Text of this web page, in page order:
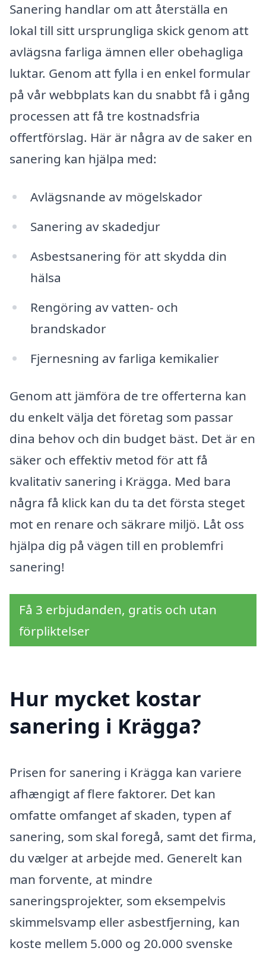
Sanering handlar om att återställa en
lokal till sitt ursprungliga skick genom att
avlägsna farliga ämnen eller obehagliga
luktar. Genom att fylla i en enkel formular
på vår webbplats kan du snabbt få i gång
processen att få tre kostnadsfria
offertförslag. Här är några av de saker en
sanering kan hjälpa med:
Avlägsnande av mögelskador
Sanering av skadedjur
Asbestsanering för att skydda din
hälsa
Rengöring av vatten- och
brandskador
Fjernesning av farliga kemikalier
Genom att jämföra de tre offerterna kan
du enkelt välja det företag som passar
dina behov och din budget bäst. Det är en
säker och effektiv metod för att få
kvalitativ sanering i Krägga. Med bara
några få klick kan du ta det första steget
mot en renare och säkrare miljö. Låt oss
hjälpa dig på vägen till en problemfri
sanering!
Få 3 erbjudanden, gratis och utan
förpliktelser
Hur mycket kostar
sanering i Krägga?
Prisen for sanering i Krägga kan variere
afhængigt af flere faktorer. Det kan
omfatte omfanget af skaden, typen af
sanering, som skal foregå, samt det firma,
du vælger at arbejde med. Generelt kan
man forvente, at mindre
saneringsprojekter, som eksempelvis
skimmelsvamp eller asbestfjerning, kan
koste mellem 5.000 og 20.000 svenske